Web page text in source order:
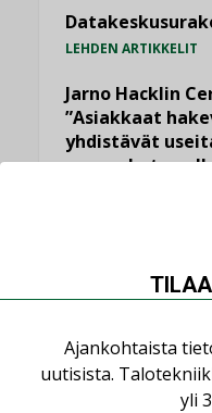
LEHDEN ARTIKKELIT
Jarno Hacklin
”Asiakkaat
yhdistävät
saman katon
erilliset
Puutteellinen
LEHDEN ARTIKKELIT
Ajankohtaista
uutisista.
yli